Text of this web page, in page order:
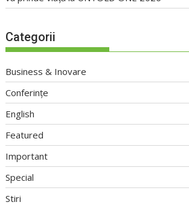
Categorii
Business & Inovare
Conferințe
English
Featured
Important
Special
Stiri